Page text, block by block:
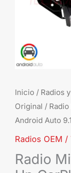
Inicio / Radios
Original /
Android Auto
Radios OEM
Radio